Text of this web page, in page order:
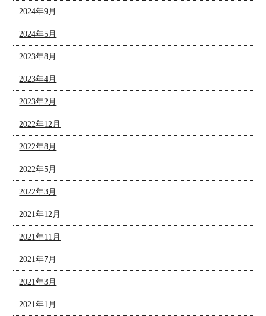
2024年9月
2024年5月
2023年8月
2023年4月
2023年2月
2022年12月
2022年8月
2022年5月
2022年3月
2021年12月
2021年11月
2021年7月
2021年3月
2021年1月